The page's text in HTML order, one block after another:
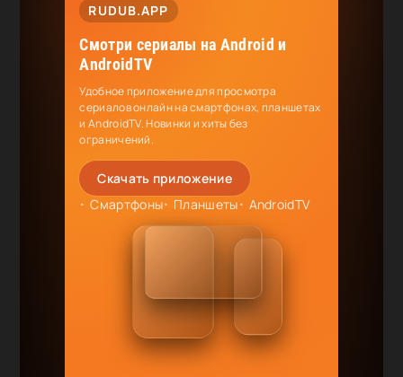
RUDUB.APP
Смотри сериалы на Android и
AndroidTV
Удобное приложение для просмотра
сериалов онлайн на смартфонах, планшетах
и AndroidTV. Новинки и хиты без
ограничений.
Скачать приложение
Смартфоны
Планшеты AndroidTV